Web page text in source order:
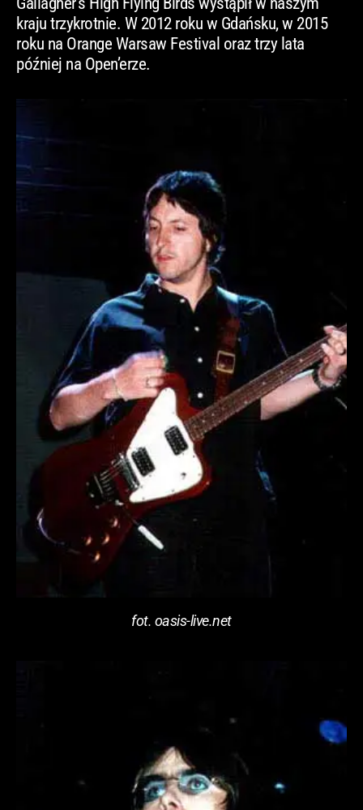
kraju trzykrotnie. W 2012 roku w Gdańsku, w 2015
roku na Orange Warsaw Festival oraz trzy lata
później na Open’erze.
fot. oasis-live.net